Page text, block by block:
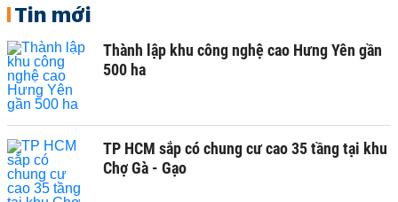
Tin mới
Thành lập khu công nghệ cao Hưng Yên gần
500 ha
TP HCM sắp có chung cư cao 35 tầng tại khu
Chợ Gà - Gạo